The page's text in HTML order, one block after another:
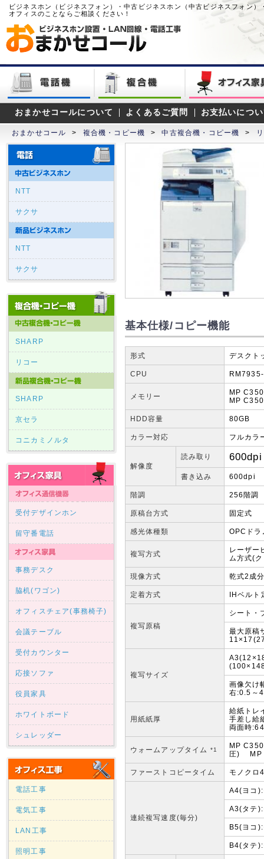
ビジネスホン（ビジネスフォン）・中古ビジネスホン（中古ビジネスフォン
オフィスのことならご相談ください！
おまかせコールについて よくあるご質問 お支払いにつ
おまかせコール > 複合機・コピー機 > 中古複合機・コピー機 >
NTT
サクサ
NTT
サクサ
SHARP
リコー
SHARP
京セラ
コニカミノルタ
受付デザインホン
留守番電話
事務デスク
脇机(ワゴン)
オフィスチェア(事務椅子)
会議テーブル
受付カウンター
応接ソファ
役員家具
ホワイトボード
シュレッダー
電話工事
電気工事
LAN工事
照明工事
基本仕様/コピー機能
形式 デスクト
CPU
メモリー
MP
MP
HDD容量 80GB
カラー対応 フルカラ
解像度
読み取り 600dpi
書き込み 600dpi
階調 256階調
原稿台方式 固定式
感光体種類 OPCドラ
複写方式
レーザー
ム方式(
現像方式 乾式2成
定着方式 IHベル
複写原稿
シート・
最大原稿
複写サイズ
画像欠け
右:0.5～
用紙紙厚
給紙ト
手差し
両面時
ウォームアップタイム *1
MP
圧) MP
ファーストコピータイム モノク
連続複写速度(毎分)
A4(ヨコ
A3(タテ
B5(ヨコ
B4(タテ